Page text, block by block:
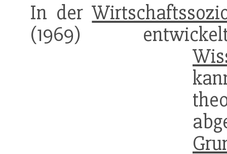
In der
(1969)